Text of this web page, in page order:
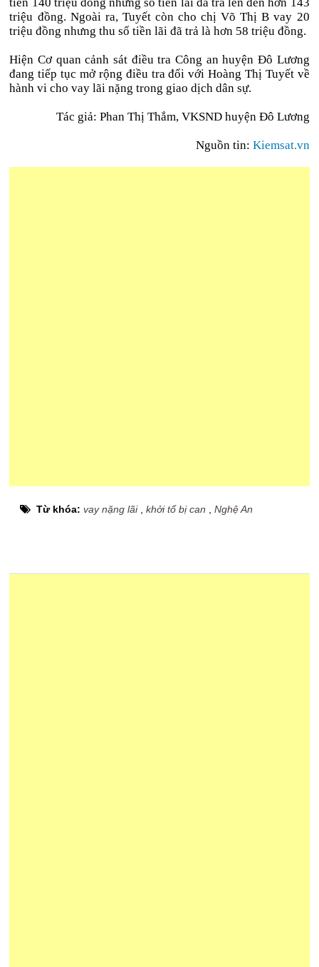
triệu đồng. Ngoài ra, Tuyết còn cho chị Võ Thị B vay 20
triệu đồng nhưng thu số tiền lãi đã trả là hơn 58 triệu đồng.
Hiện Cơ quan cảnh sát điều tra Công an huyện Đô Lương
đang tiếp tục mở rộng điều tra đối với Hoàng Thị Tuyết về
hành vi cho vay lãi nặng trong giao dịch dân sự.
Tác giả: Phan Thị Thắm, VKSND huyện Đô Lương
Nguồn tin: Kiemsat.vn
Từ khóa:vay nặng lãi,khởi tố bị can ,Nghệ An